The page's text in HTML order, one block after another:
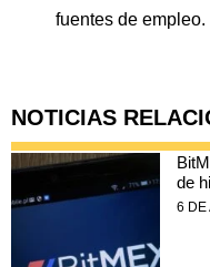
fuentes de empleo.
NOTICIAS
de
6 DE